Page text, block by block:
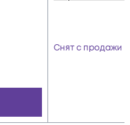
Снят с продажи